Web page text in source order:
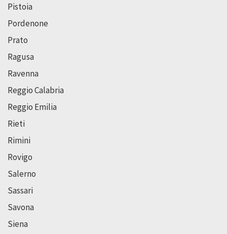
Pistoia
Pordenone
Prato
Ragusa
Ravenna
Reggio Calabria
Reggio Emilia
Rieti
Rimini
Rovigo
Salerno
Sassari
Savona
Siena